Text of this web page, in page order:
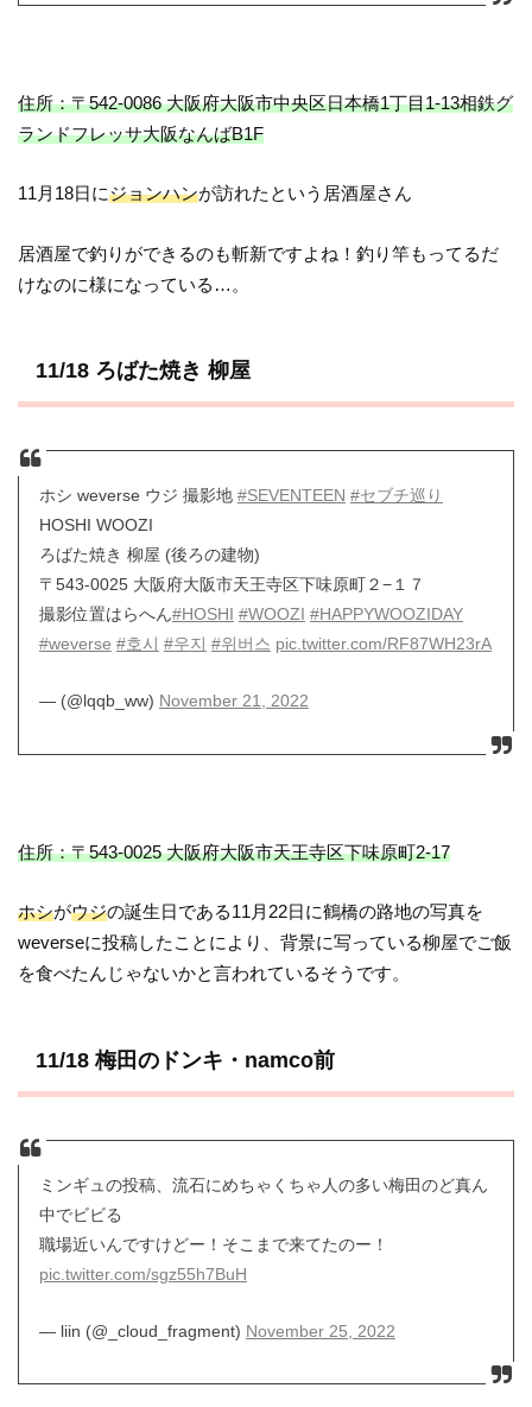
住所：〒542-0086 大阪府大阪市中央区日本橋1丁目1-13相鉄グ
ランドフレッサ大阪なんばB1F
11月18日にジョンハンが訪れたという居酒屋さん
居酒屋で釣りができるのも斬新ですよね！釣り竿もってるだ
けなのに様になっている…。
11/18 ろばた焼き 柳屋
ホシ weverse ウジ 撮影地 #SEVENTEEN #セブチ巡り
HOSHI WOOZI
ろばた焼き 柳屋 (後ろの建物)
〒543-0025 大阪府大阪市天王寺区下味原町２−１７
撮影位置はらへん#HOSHI #WOOZI #HAPPYWOOZIDAY
#weverse #호시 #우지 #위버스 pic.twitter.com/RF87WH23rA
— (@lqqb_ww) November 21, 2022
住所：〒543-0025 大阪府大阪市天王寺区下味原町2-17
ホシがウジの誕生日である11月22日に鶴橋の路地の写真を
weverseに投稿したことにより、背景に写っている柳屋でご飯
を食べたんじゃないかと言われているそうです。
11/18 梅田のドンキ・namco前
ミンギュの投稿、流石にめちゃくちゃ人の多い梅田のど真ん
中でビビる
職場近いんですけどー！そこまで来てたのー！
pic.twitter.com/sgz55h7BuH
— liin (@_cloud_fragment) November 25, 2022